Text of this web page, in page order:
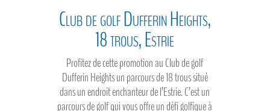
Club de golf Dufferin Heights,
18 trous, Estrie
Profitez de cette promotion au Club de golf
Dufferin Heights un parcours de 18 trous situé
dans un endroit enchanteur de l’Estrie. C’est un
parcours de golf qui vous offre un défi golfique à